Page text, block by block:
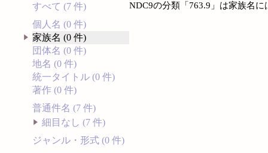
すべて (7 件)
個人名 (0 件)
家族名 (0 件)
団体名 (0 件)
地名 (0 件)
統一タイトル (0 件)
著作 (0 件)
普通件名 (7 件)
細目なし (7 件)
ジャンル・形式 (0 件)
NDC9の分類「763.9」は家族名